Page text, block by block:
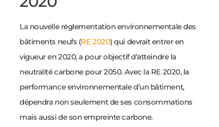
La nouvelle réglementation environnementale des
bâtiments neufs (RE 2020) qui devrait entrer en
vigueur en 2020, a pour objectif d’atteindre la
neutralité carbone pour 2050. Avec la RE 2020, la
performance environnementale d’un bâtiment,
dépendra non seulement de ses consommations
mais aussi de son empreinte carbone.